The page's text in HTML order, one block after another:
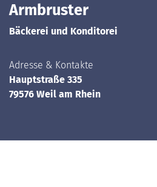
Armbruster
Bäckerei und Konditorei
Adresse & Kontakte
Hauptstraße 335
79576 Weil am Rhein